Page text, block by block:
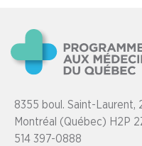
8355 boul. Saint-Laurent,
Montréal (Québec) H2P
514 397-0888